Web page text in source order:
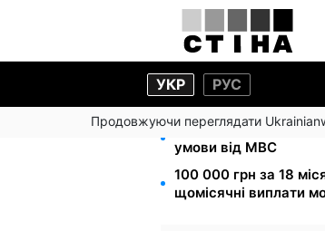
УКР РУС
Продовжуючи переглядати
Звільнені з полону
умови від МВС
100 000 грн за 18
щомісячні виплати